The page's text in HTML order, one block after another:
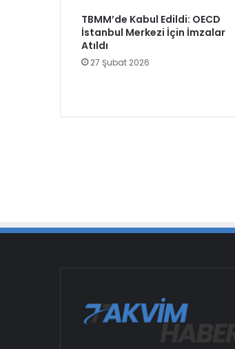
TBMM’de Kabul Edildi: OECD
İstanbul Merkezi İçin İmzalar
Atıldı
27 Şubat 2026